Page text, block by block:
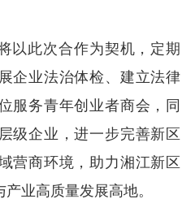
以此次合作为契机，定期
企业法治体检、建立法律
服务青年创业者商会，同
级企业，进一步完善新区
营商环境，助力湘江新区
业高质量发展高地。